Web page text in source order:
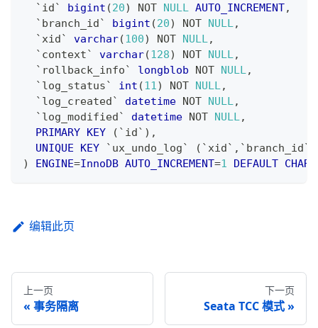
` id ` bigint (20) NOT NULL AUTO_INCREMENT,
` branch_id ` bigint (20) NOT NULL,
`xid ` varchar(100) NOT NULL,
` context ` varchar(128) NOT NULL,
` rollback_info ` longblob NOT NULL,
` log_status ` int (11) NOT NULL,
` log_created ` datetime NOT NULL,
` log_modified ` datetime NOT NULL,
PRIMARY
KEY ( ` id ` ) ,
UNIQUE
KEY ` ux_undo_log ` ( `xid ` , ` branch_id `
)
ENGINE=InnoDB AUTO_INCREMENT=1 DEFAULT
编辑此页
上一页
事务隔离
下一页
Seata TCC 模式